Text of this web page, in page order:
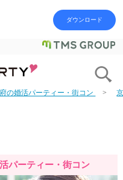
ダウンロード
の婚活パーティー・街コン
パーティー・街コン